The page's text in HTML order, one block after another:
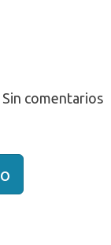
Sin comentarios